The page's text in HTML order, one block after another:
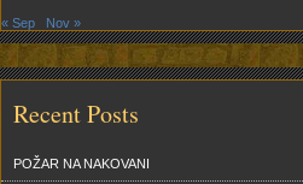
« Sep Nov »
Recent Posts
POŽAR NA NAKOVANI